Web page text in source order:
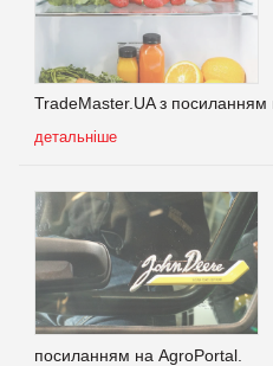
TradeMaster.UA з посиланням
детальніше
посиланням на AgroPortal.